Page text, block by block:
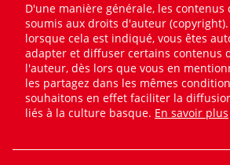
D'une manière générale, les contenus
soumis aux droits d'auteur
lorsque cela est indiqué, vous êtes
adapter et diffuser certains contenus
l'auteur, dès lors que vous en
les partagez dans les mêmes
souhaitons en effet faciliter la
liés à la culture basque. En savoir plus